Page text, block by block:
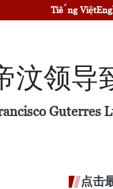
Tiếng Việt
汶领导
Guterres
点击